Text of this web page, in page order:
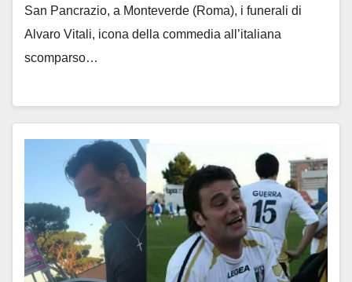
San Pancrazio, a Monteverde (Roma), i funerali di
Alvaro Vitali, icona della commedia all’italiana
scomparso…